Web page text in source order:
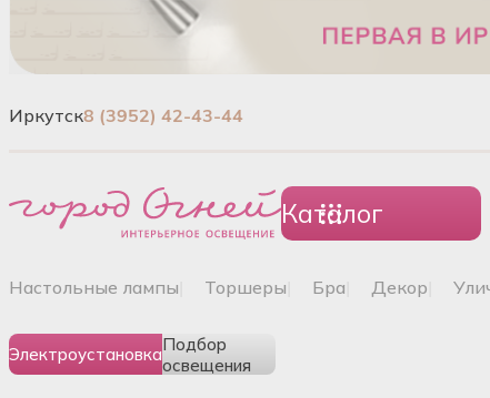
Иркутск8 (3952) 42-43-44
Каталог
настольные лампы торшеры бра декор
ЭлектроустановкаПодбор
освещения